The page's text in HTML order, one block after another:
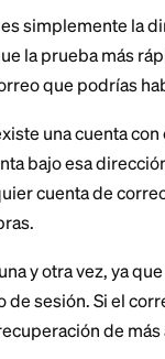
más
PayPal es
Así que la
un correo
existe
cuenta
cualquier